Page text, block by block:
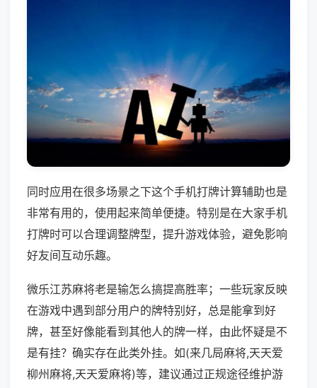
同时应用在很多场景之下这个手机打牌计算辅助也是
非常有用的，使用起来简单便捷。特别是在大家手机
打牌时可以合理调整牌型，提升游戏体验，避免影响
好友间互动乐趣。
微乐江苏麻将老是输怎么搞提高胜率；一些玩家反映
在游戏中遇到部分用户的牌特别好，总是能拿到好
牌，甚至好像能看到其他人的牌一样，由此怀疑是不
是有挂？确实存在此类外挂。如(来几局麻将,天天爱
柳州麻将,天天爱麻将)等，建议通过正规途径维护游